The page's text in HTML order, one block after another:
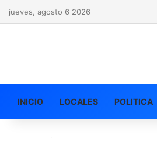
jueves, agosto 6 2026
INICIO LOCALES POLITICA